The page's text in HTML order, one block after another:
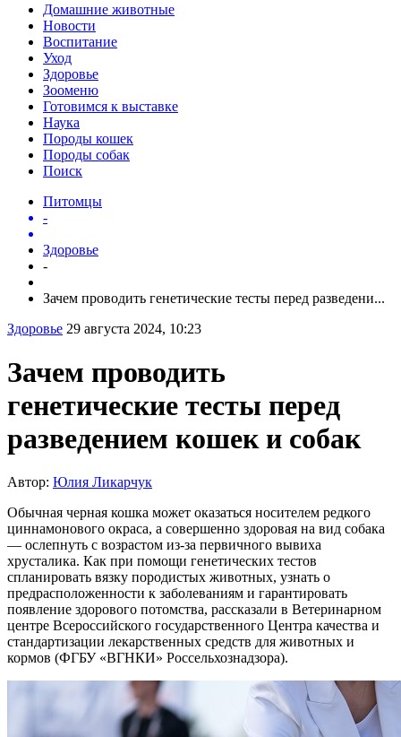
Домашние животные
Новости
Воспитание
Уход
Здоровье
Зооменю
Готовимся к выставке
Наука
Породы кошек
Породы собак
Поиск
Питомцы
-
Здоровье
-
Зачем проводить генетические тесты перед разведени...
Здоровье 29 августа 2024, 10:23
Зачем проводить
генетические тесты перед
разведением кошек и собак
Автор: Юлия Ликарчук
Обычная черная кошка может оказаться носителем редкого
циннамонового окраса, а совершенно здоровая на вид собака
— ослепнуть с возрастом из-за первичного вывиха
хрусталика. Как при помощи генетических тестов
спланировать вязку породистых животных, узнать о
предрасположенности к заболеваниям и гарантировать
появление здорового потомства, рассказали в Ветеринарном
центре Всероссийского государственного Центра качества и
стандартизации лекарственных средств для животных и
кормов (ФГБУ «ВГНКИ» Россельхознадзора).